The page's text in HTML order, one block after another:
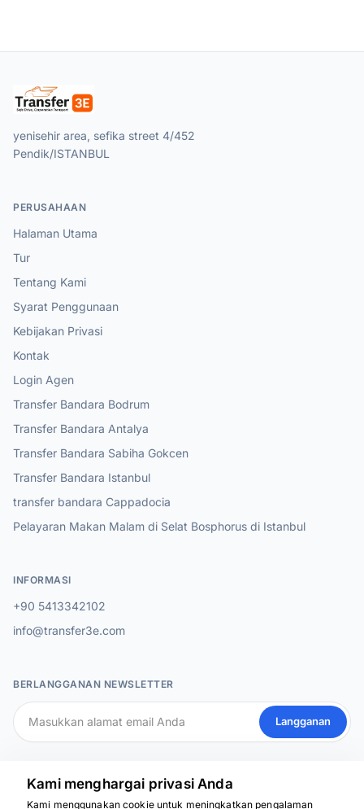
yenisehir area, sefika street 4/452
Pendik/ISTANBUL
PERUSAHAAN
Halaman Utama
Tur
Tentang Kami
Syarat Penggunaan
Kebijakan Privasi
Kontak
Login Agen
Transfer Bandara Bodrum
Transfer Bandara Antalya
Transfer Bandara Sabiha Gokcen
Transfer Bandara Istanbul
transfer bandara Cappadocia
Pelayaran Makan Malam di Selat Bosphorus di Istanbul
INFORMASI
+90 5413342102
info@transfer3e.com
BERLANGGANAN NEWSLETTER
Langganan
Kami menghargai privasi Anda
Kami menggunakan cookie untuk meningkatkan pengalaman